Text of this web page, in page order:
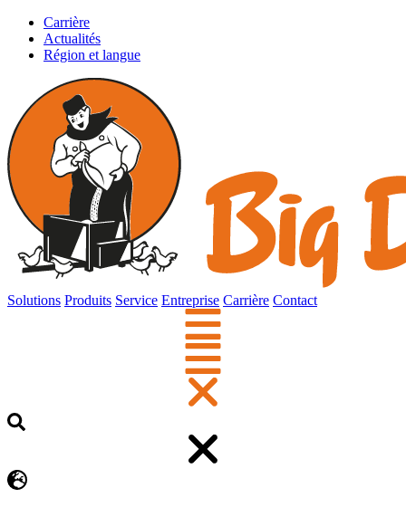
Carrière
Actualités
Région et langue
Solutions Produits Service Entreprise Carrière Contact